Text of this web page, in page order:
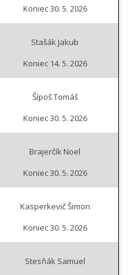
Koniec 30. 5. 2026
Stašák Jakub
Koniec 14. 5. 2026
Šípoš Tomáš
Koniec 30. 5. 2026
Brajerčík Noel
Koniec 30. 5. 2026
Kasperkevič Šimon
Koniec 30. 5. 2026
Stesňák Samuel